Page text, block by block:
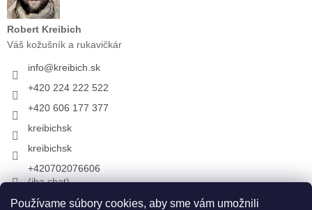
Používame súbory cookies, aby sme vám umožnili
Robert Kreibich
Váš kožušník a rukavičkár
info@kreibich.sk
+420 224 222 522
+420 606 177 377
kreibichsk
kreibichsk
+420702076606
(iba chat)